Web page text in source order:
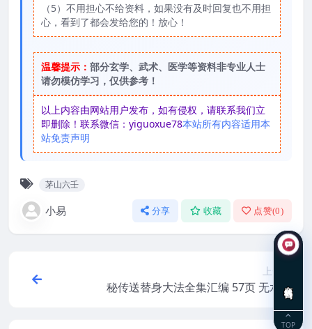
（5）不用担心不给资料，如果没有及时回复也不用担
心，看到了都会发给您的！放心！
温馨提示： 部分玄学、武术、医学等资料非专业人士
请勿模仿学习，仅供参考！
以上内容由网站用户发布，如有侵权，请联系我们立
即删除！联系微信：yiguoxue78本站所有内容适用本
站免责声明
茅山六壬
小易 分享 收藏 点赞(0)
上一篇
秘传送替身大法全集汇编 57页 无水印
TOP